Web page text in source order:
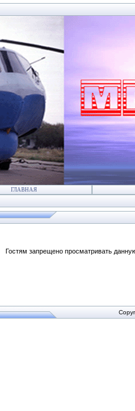
ГЛАВНАЯ
Гостям запрещено просматривать